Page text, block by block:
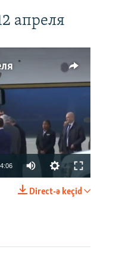
апреля
available
Direct-ə keçid